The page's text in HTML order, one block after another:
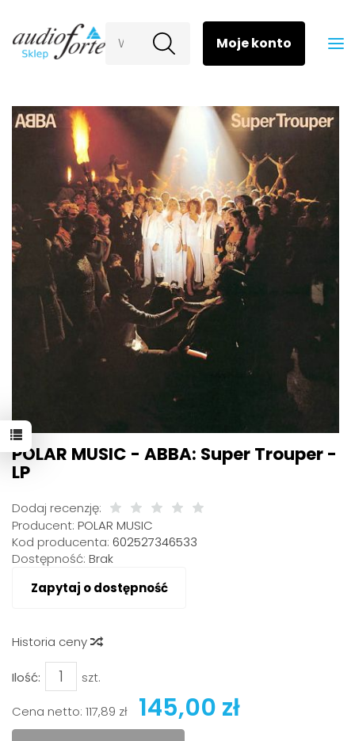
Wyszukaj
POLAR MUSIC - ABBA: Super Trouper -
LP
Dodaj recenzję:
Producent: POLAR MUSIC
Kod producenta: 602527346533
Dostępność: Brak
Zapytaj o dostępność
Historia ceny
Ilość: szt.
Cena netto: 117,89 zł 145,00 zł